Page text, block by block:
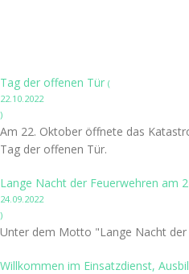
Tag der offenen Tür (
22.10.2022
)
Am 22. Oktober öffnete das
Tag der offenen Tür.
Lange Nacht der Feuerwehren am
24.09.2022
)
Unter dem Motto "Lange Nacht der
Willkommen im Einsatzdienst,